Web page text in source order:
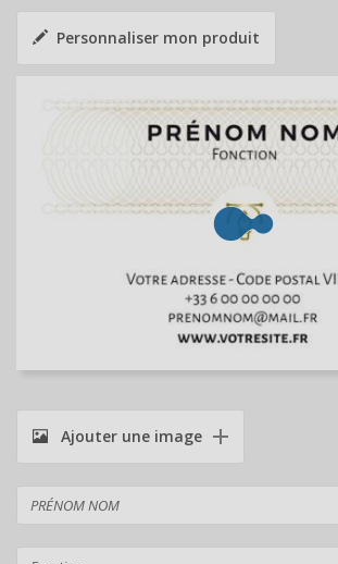
Personnaliser mon produit
Ajouter une image